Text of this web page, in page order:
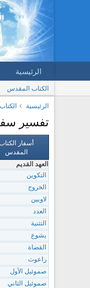
الرئيسية
الكتاب المقدس
الرئيسية
تفسير سفر هوشع
أسفار
المقدس
العهد القديم
التكوين
الخروج
لاويين
العدد
التثنية
يشوع
القضاة
راعوث
صموئيل الأول
صموئيل الثاني